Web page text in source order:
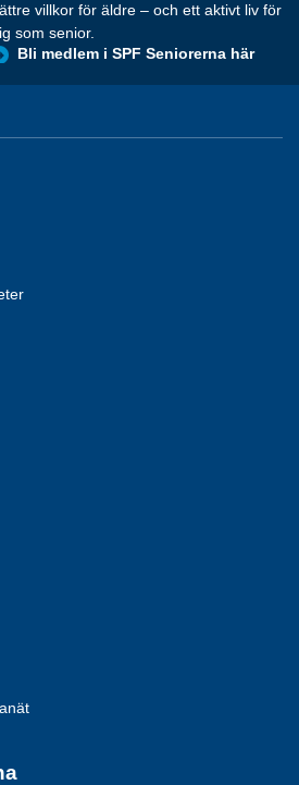
villkor för äldre – och ett aktivt liv för
som senior.
Bli medlem i SPF Seniorerna här